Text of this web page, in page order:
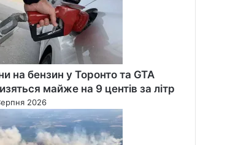
на бензин у Торонто та GTA
майже на 9 центів за літр
2026